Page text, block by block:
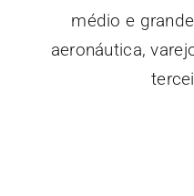
médio e
aeronáutica,